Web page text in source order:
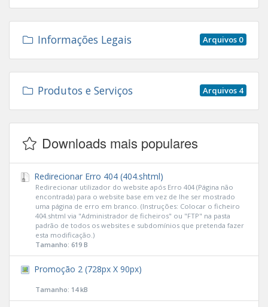
Informações Legais Arquivos 0
Produtos e Serviços Arquivos 4
Downloads mais populares
Redirecionar Erro 404 (404.shtml)
Redirecionar utilizador do website após Erro 404 (Página não
encontrada) para o website base em vez de lhe ser mostrado
uma página de erro em branco. (Instruções: Colocar o ficheiro
404.shtml via "Administrador de ficheiros" ou "FTP" na pasta
padrão de todos os websites e subdomínios que pretenda fazer
esta modificação.)
Tamanho: 619 B
Promoção 2 (728px X 90px)
Tamanho: 14 kB